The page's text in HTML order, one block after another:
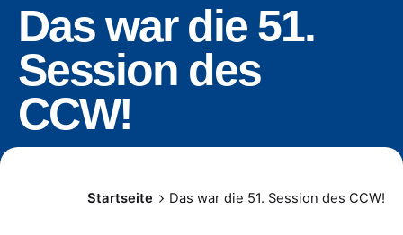
Das war die 51.
Session des
CCW!
Startseite Das war die 51. Session des CCW!